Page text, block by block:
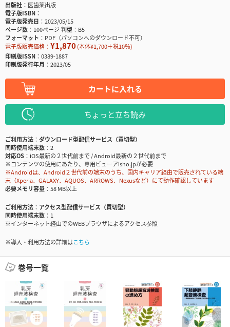
出版社
医歯薬出版
電子版ISBN
電子版発売日
2023/05/15
ページ数
100ページ判型
B5
フォーマット
PDF（パソコンへのダウンロード不可）
電子版販売価格： ¥1,870(本体¥1,700＋税10％)
印刷版ISSN
0389-1887
印刷版発行年月
2023/05
カートに入れる
ちょっと立ち読み
ご利用方法
ダウンロード型配信サービス（買切型）
同時使用端末数
2
対応OS
iOS最新の２世代前まで / Android最新の２世代前まで
※コンテンツの使用にあたり、専用ビューアisho.jpが必要
※Androidは、Android２世代前の端末のうち、国内キャリア経由で販売されている端
末（Xperia、GALAXY、AQUOS、ARROWS、Nexusなど）にて動作確認しています
必要メモリ容量
58 MB以上
ご利用方法
アクセス型配信サービス（買切型）
同時使用端末数
1
※インターネット経由でのWEBブラウザによるアクセス参照
※導入・利用方法の詳細はこちら
巻号一覧